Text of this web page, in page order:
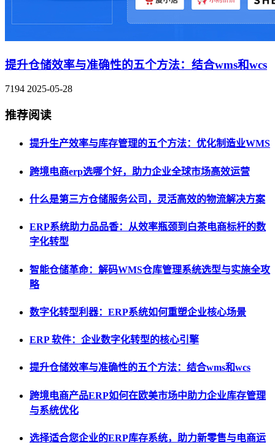
提升仓储效率与准确性的五个方法：结合wms和wcs
7194 2025-05-28
推荐阅读
提升生产效率与库存管理的五个方法：优化制造业WMS
跨境电商erp选哪个好，助力企业全球市场高效运营
什么是第三方仓储服务公司，灵活高效的物流解决方案
ERP系统助力品品香：从效率瓶颈到白茶电商标杆的数
字化转型
智能仓储革命：解码WMS仓库管理系统选型与实施全攻
略
数字化转型利器：ERP系统如何重塑企业核心场景
ERP 软件：企业数字化转型的核心引擎
提升仓储效率与准确性的五个方法：结合wms和wcs
跨境电商产品ERP如何在欧美市场中助力企业库存管理
与系统优化
选择适合您企业的ERP库存系统，助力新零售与电商运